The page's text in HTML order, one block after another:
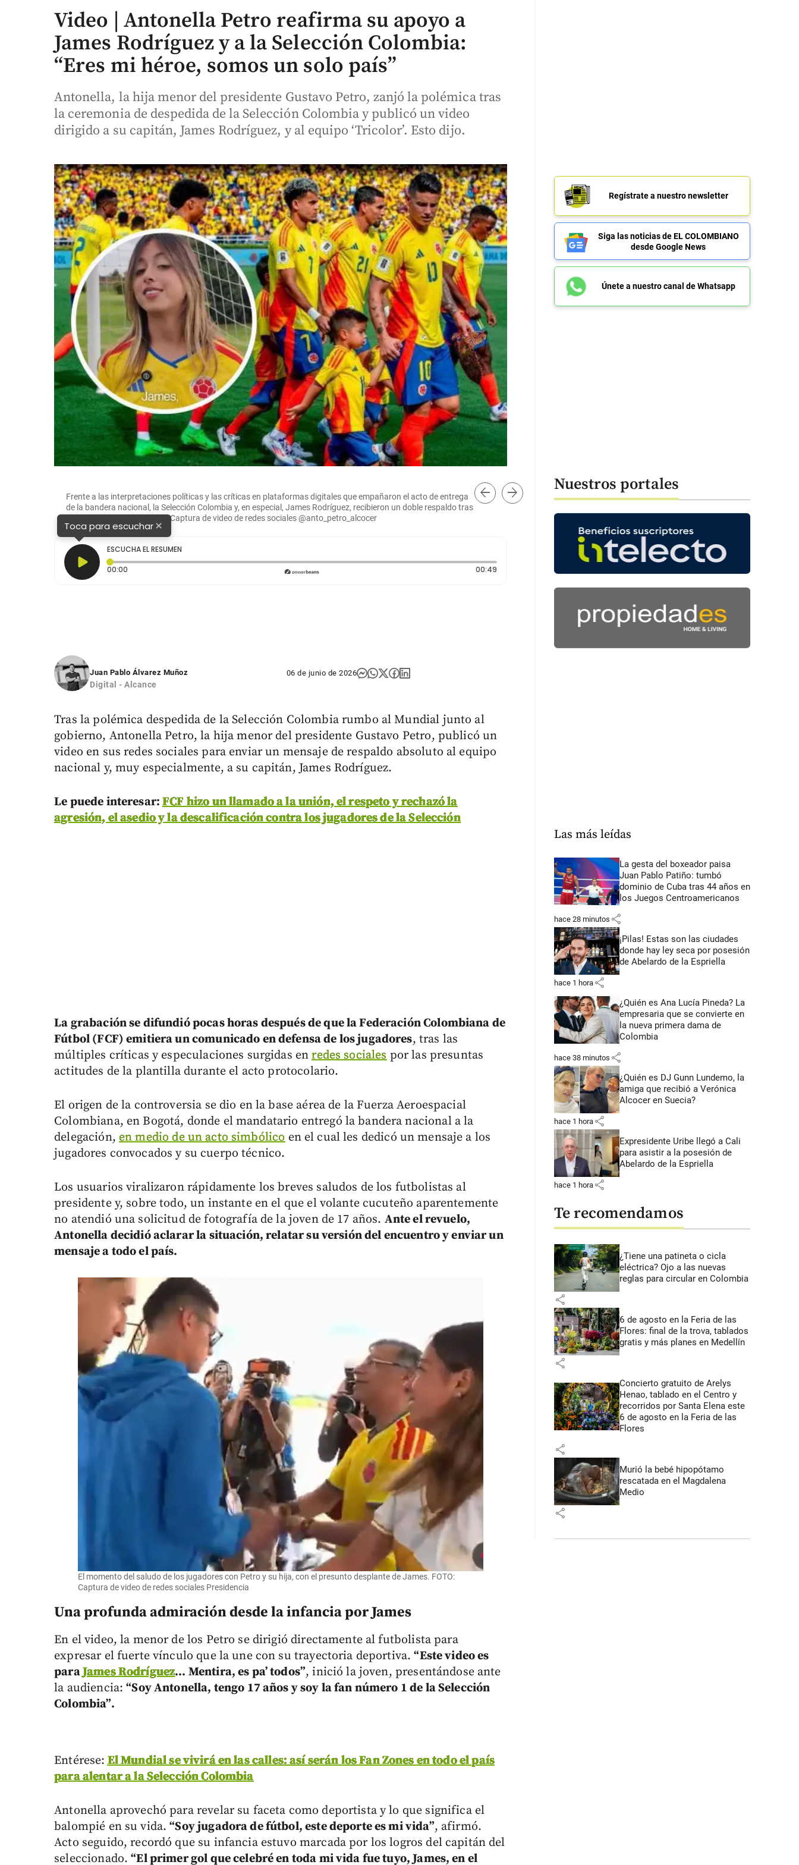
Video | Antonella Petro reafirma su apoyo a
James Rodríguez y a la Selección Colombia:
“Eres mi héroe, somos un solo país”
Antonella, la hija menor del presidente Gustavo Petro, zanjó la polémica tras
la ceremonia de despedida de la Selección Colombia y publicó un video
dirigido a su capitán, James Rodríguez, y al equipo ‘Tricolor’. Esto dijo.
arrow_back
Frente a las interpretaciones políticas y las críticas en plataformas digitales que empañaron el acto de entrega
de la bandera nacional, la Selección Colombia y, en especial, James Rodríguez, recibieron un doble respaldo tras
el video de Antonella. FOTO: Captura de video de redes sociales @anto_petro_alcocer
El momento del saludo de los jugadores con Petro y su hija, con el presunto
arrow_forward
Toca para escuchar×
ESCUCHA EL RESUMEN
00:00
00:49Duración: 49 segundos
Juan Pablo Álvarez Muñoz
Digital - Alcance
06 de junio de 2026
Tras la polémica despedida de la Selección Colombia rumbo al Mundial junto al
gobierno, Antonella Petro, la hija menor del presidente Gustavo Petro, publicó un
video en sus redes sociales para enviar un mensaje de respaldo absoluto al equipo
nacional y, muy especialmente, a su capitán, James Rodríguez.
Le puede interesar:FCF hizo un llamado a la unión, el respeto y rechazó la
agresión, el asedio y la descalificación contra los jugadores de la Selección
La grabación se difundió pocas horas después de que la Federación Colombiana de
Fútbol (FCF) emitiera un comunicado en defensa de los jugadores, tras las
múltiples críticas y especulaciones surgidas enredes socialespor las presuntas
actitudes de la plantilla durante el acto protocolario.
El origen de la controversia se dio en la base aérea de la Fuerza Aeroespacial
Colombiana, en Bogotá, donde el mandatario entregó la bandera nacional a la
delegación, en medio de un acto simbólicoen el cual les dedicó un mensaje a los
jugadores convocados y su cuerpo técnico.
Los usuarios viralizaron rápidamente los breves saludos de los futbolistas al
presidente y, sobre todo, un instante en el que el volante cucuteño aparentemente
no atendió una solicitud de fotografía de la joven de 17 años. Ante el revuelo,
Antonella decidió aclarar la situación, relatar su versión del encuentro y enviar un
mensaje a todo el país.
El momento del saludo de los jugadores con Petro y su hija, con el presunto desplante de James. FOTO:
Captura de video de redes sociales Presidencia
Una profunda admiración desde la infancia por James
En el video, la menor de los Petro se dirigió directamente al futbolista para
expresar el fuerte vínculo que la une con su trayectoria deportiva.“Este video es
paraJames Rodríguez... Mentira, es pa’ todos”, inició la joven, presentándose ante
la audiencia:“Soy Antonella, tengo 17 años y soy la fan número 1 de la Selección
Colombia”.
Entérese: El Mundial se vivirá en las calles: así serán los Fan Zones en todo el país
para alentar a la Selección Colombia
Antonella aprovechó para revelar su faceta como deportista y lo que significa el
balompié en su vida.“Soy jugadora de fútbol, este deporte es mi vida”, afirmó.
Acto seguido, recordó que su infancia estuvo marcada por los logros del capitán del
seleccionado.“El primer gol que celebré en toda mi vida fue tuyo, James, en el
Regístrate a nuestro newsletter
Siga las noticias de EL COLOMBIANO
desde Google News
Únete a nuestro canal de Whatsapp
Nuestros portales
Las más leídas
La gesta del boxeador paisa
Juan Pablo Patiño: tumbó
dominio de Cuba tras 44 años en
los Juegos Centroamericanos
hace 28 minutos share
¡Pilas! Estas son las ciudades
donde hay ley seca por posesión
de Abelardo de la Espriella
hace 1 hora share
¿Quién es Ana Lucía Pineda? La
empresaria que se convierte en
la nueva primera dama de
Colombia
hace 38 minutos share
¿Quién es DJ Gunn Lundemo, la
amiga que recibió a Verónica
Alcocer en Suecia?
hace 1 hora share
Expresidente Uribe llegó a Cali
para asistir a la posesión de
Abelardo de la Espriella
hace 1 hora share
Te recomendamos
¿Tiene una patineta o cicla
eléctrica? Ojo a las nuevas
reglas para circular en Colombia
share
6 de agosto en la Feria de las
Flores: final de la trova, tablados
gratis y más planes en Medellín
share
Concierto gratuito de Arelys
Henao, tablado en el Centro y
recorridos por Santa Elena este
6 de agosto en la Feria de las
Flores
share
Murió la bebé hipopótamo
rescatada en el Magdalena
Medio
share